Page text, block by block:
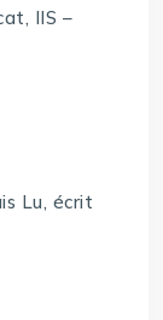
IIS –
Lu, écrit